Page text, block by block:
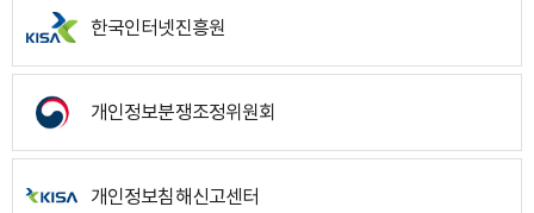
한국인터넷진흥원
개인정보분쟁조정위원회
개인정보침해신고센터